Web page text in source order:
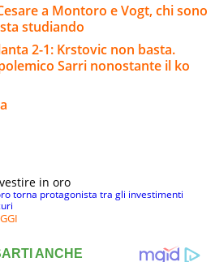
a Montoro e Vogt, chi sono
studiando
2-1: Krstovic non basta.
Sarri nonostante il ko
in oro
torna protagonista tra gli investimenti